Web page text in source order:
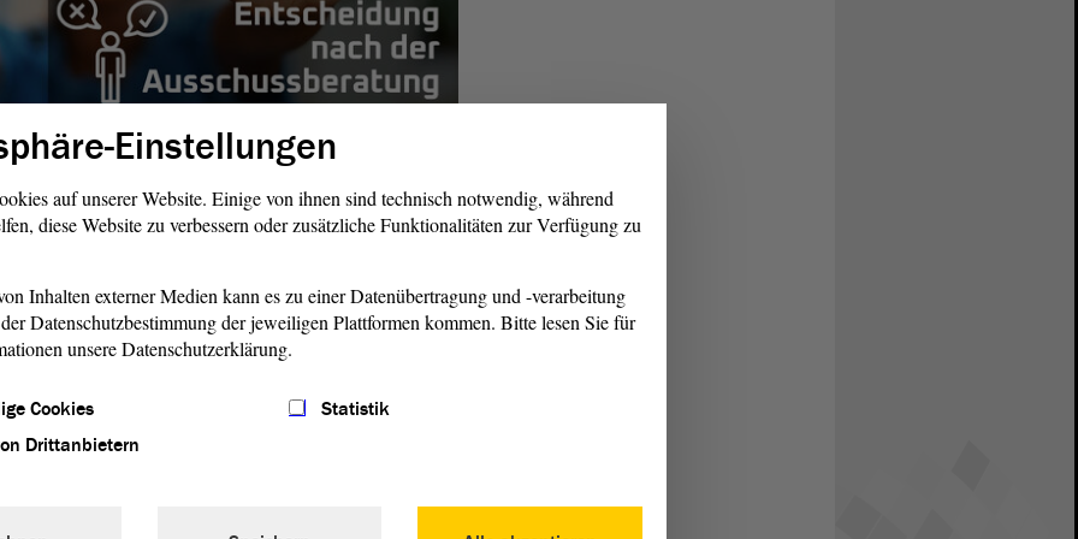
einen solchen Anstieg rassistischer Straf-
und Übergriffe auf tatsächliche oder vermeintliche
und Asylsuchende melden, konstatierte die
Dies bereite mittlerweile auch
könnte und soll ein vonMinisterpräsidentDr.
schaffen, zu dem alle Beteiligten für
eingeladen werden sollen.
die bestehenden Kampagnen und Programme zur
und Arbeitskräfte weiterentwickeln und die Dienststellen
Erfordernisse der Arbeit mit Betroffenen und Opfern
Straftaten und die konsequente Anwendung bestehender
zu sensibilisieren.
Einstellungen
auf unserer Website. Einige von ihnen sind technisch notwendig, während
diese Website zu verbessern oder zusätzliche Funktionalitäten zur Verfügung zu
Inhalten externer Medien kann es zu einer Datenübertragung und -verarbeitung
Datenschutzbestimmung der jeweiligen Plattformen kommen. Bitte lesen Sie für
unsere Datenschutzerklärung.
Cookies
Statistik
Drittanbietern